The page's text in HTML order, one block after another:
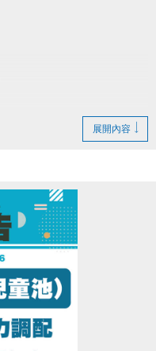
展開內容